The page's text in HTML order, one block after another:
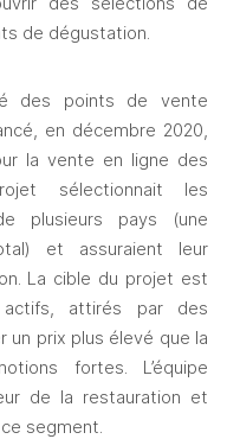
de dégustation.
des points de vente
en décembre 2020,
la vente en ligne des
sélectionnait les
plusieurs pays (une
et assuraient leur
La cible du projet est
attirés par des
prix plus élevé que la
fortes. L’équipe
de la restauration et
segment.